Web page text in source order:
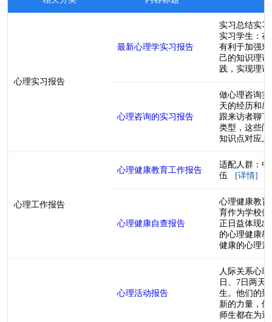
心理实习报告
最新心理学实习报告
实习总结实
实习学生：
有利于加强
己的知识理
践，实现理
心理咨询的实习报告
做心理咨询
天的经历和
跟来访者聊
类型，这些
知识点对应
心理工作报告
心理健康教育工作报告
适配人群：
伍
[详情]
心理健康自查报告
心理健康教
育作为学校
正日益体现
的心理健康
健康的心理
心理活动报告
人际关系心
日、7日两天
生。他们的
新的力量，
师生都在为